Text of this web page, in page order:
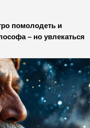
помолодеть и
– но увлекаться